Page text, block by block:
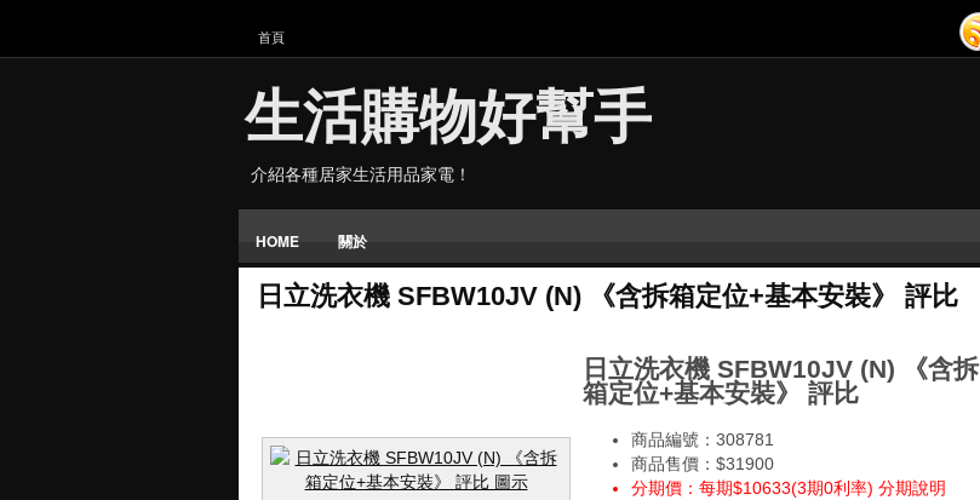
首頁
生活購物好幫手
介紹各種居家生活用品家電！
HOME 關於
日立洗衣機 SFBW10JV (N) 《含拆箱定位+基本安裝》 評比
日立洗衣機 SFBW10JV (N) 《含拆
箱定位+基本安裝》 評比
商品編號：308781
商品售價：$31900
分期價：每期$10633(3期0利率) 分期說明